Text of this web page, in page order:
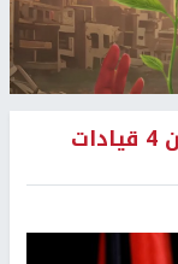
جامعة هارفرد تسّمي عريقات ضمن 4 قيادات